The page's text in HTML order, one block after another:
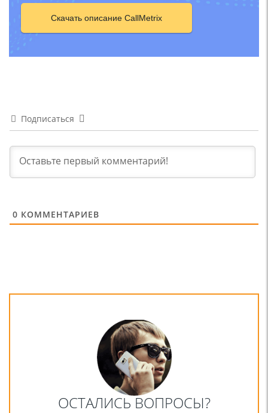
Скачать описание CallMetrix
Подписаться
0 КОММЕНТАРИЕВ
ОСТАЛИСЬ ВОПРОСЫ?